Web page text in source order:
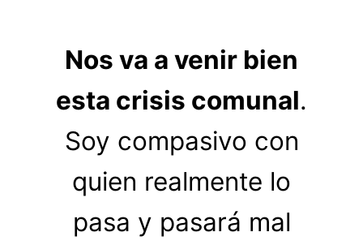
Nos va a venir bien
esta crisis comunal.
Soy compasivo con
quien realmente lo
pasa y pasará mal